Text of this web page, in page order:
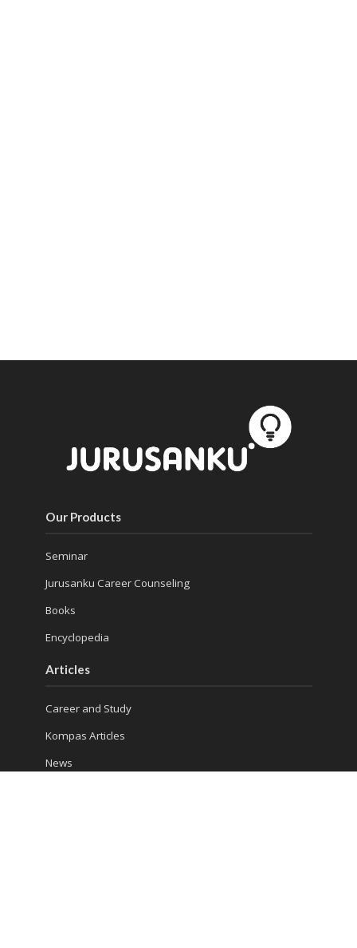
Our Products
Seminar
Jurusanku Career Counseling
Books
Encyclopedia
Articles
Career and Study
Kompas Articles
News